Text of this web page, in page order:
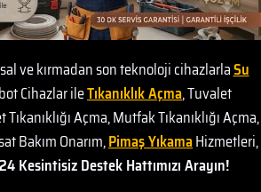
ve kırmadan son teknoloji cihazlarlaSu
Cihazlar ileTıkanıklık Açma, Tuvalet
Tıkanıklığı Açma, Mutfak Tıkanıklığı Açma,
Bakım Onarım,Pimaş YıkamaHizmetleri,
Kesintisiz Destek Hattımızı Arayın!